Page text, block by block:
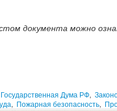
документа можно
Государственная Дума РФ,
, Пожарная безопасность,